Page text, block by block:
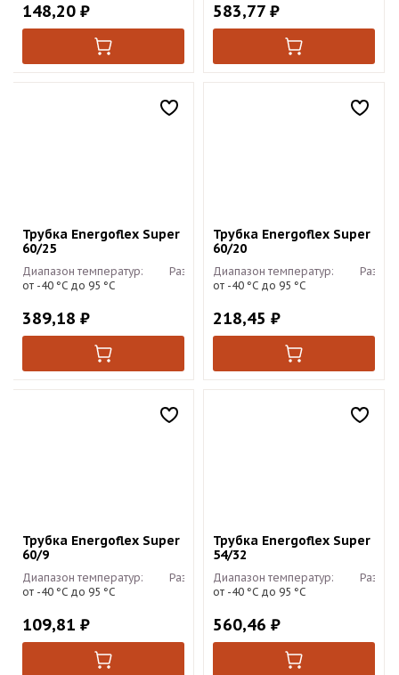
148,20 ₽ 583,77 ₽
Трубка Energoflex Super
60/25
Диапазон температур:
от -40 °С до 95 °С
Размер: 2м
389,18 ₽
Трубка Energoflex Super
60/20
Диапазон температур:
от -40 °С до 95 °С
218,45 ₽
Трубка Energoflex Super
60/9
Диапазон температур:
от -40 °С до 95 °С
Размер:2м
109,81 ₽
Трубка Energoflex Super
54/32
Диапазон температур:
от -40 °С до 95 °С
560,46 ₽